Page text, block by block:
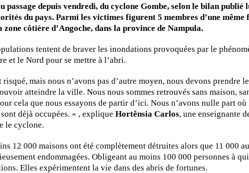
passage depuis vendredi, du cyclone Gombe, selon le bilan publié
du pays. Parmi les victimes figurent 5 membres d’une même
zone côtière d’Angoche, dans la province de Nampula.
tentent de braver les inondations provoquées par le
et le Nord pour se mettre à l’abri.
risqué, mais nous n’avons pas d’autre moyen, nous devons prendre
atteindre la ville. Nous nous sommes retrouvés sans maison,
cela que nous essayons de partir d’ici. Nous n’avons nulle part où
déjà occupées. « , explique Hortênsia Carlos, une enseignante
le cyclone.
12 000 maisons ont été complètement détruites alors que 11 000
endommagées. Obligeant au moins 100 000 personnes à
Elles expérimentent la vie dans des abris de fortunes.